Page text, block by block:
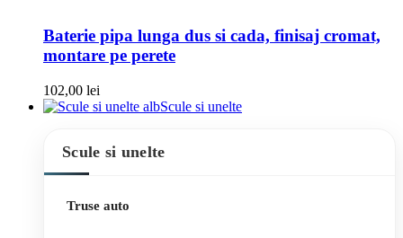
Baterie pipa lunga dus si cada, finisaj cromat,
montare pe perete
102,00 lei
Scule si unelte
Scule si unelte
Truse auto